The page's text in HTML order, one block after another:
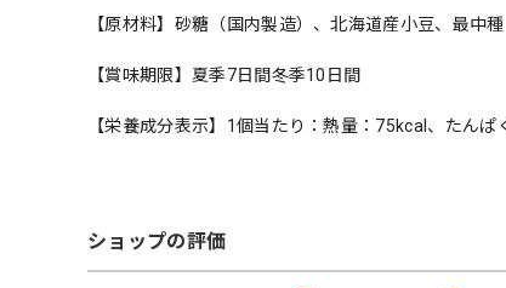
【原材料】砂糖（国内製造）、北海道産小豆、最中
【賞味期限】夏季7日間冬季10日間
【栄養成分表示】1個当たり：熱量：75kcal、たん
ショップの評価